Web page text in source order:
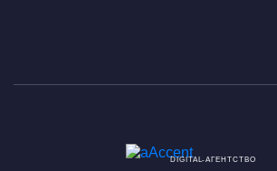
DIGITAL-АГЕНТСТВО